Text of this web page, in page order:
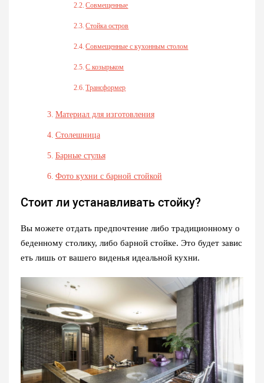
Совмещенные
Стойка остров
Совмещенные с кухонным столом
С козырьком
Трансформер
Материал для изготовления
Столешница
Барные стулья
Фото кухни с барной стойкой
Стоит ли устанавливать стойку?
Вы можете отдать предпочтение либо традиционному о
беденному столику, либо барной стойке. Это будет завис
еть лишь от вашего виденья идеальной кухни.